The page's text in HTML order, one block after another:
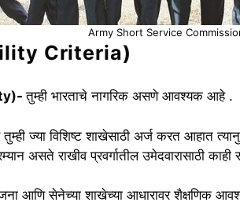
Army Short Service
Criteria)
तुम्ही भारताचे नागरिक असणे आवश्यक आहे .
ज्या विशिष्ट शाखेसाठी अर्ज करत आहात
असते राखीव प्रवर्गातील उमेदवारासाठी
आणि सेनेच्या शाखेच्या आधारावर शैक्षणिक